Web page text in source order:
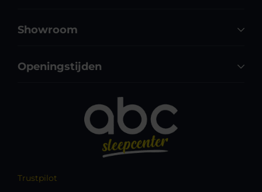
Showroom
Openingstijden
Trustpilot